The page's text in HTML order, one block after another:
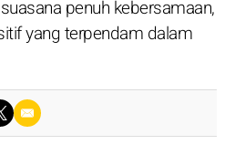
penuh kebersamaan,
yang terpendam dalam